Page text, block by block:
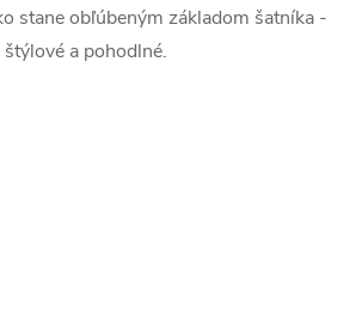
stane obľúbeným základom šatníka -
a pohodlné.